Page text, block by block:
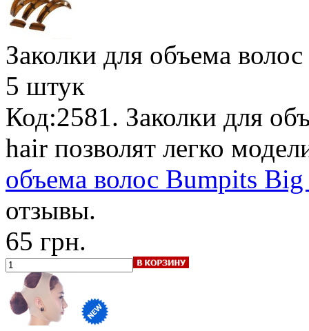
Заколки для объема
5 штук
Код:2581. Заколки для
hair позволят легко
объема волос Bumpits Big
отзывы.
65 грн.